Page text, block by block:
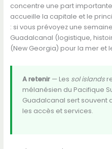
concentre une part
accueille la capitale et le
: si vous prévoyez une
Guadalcanal (logistique,
(New Georgia) pour la mer et
A retenir— Les sol islands
mélanésien du Pacifique
Guadalcanal sert souvent
les accès et services.